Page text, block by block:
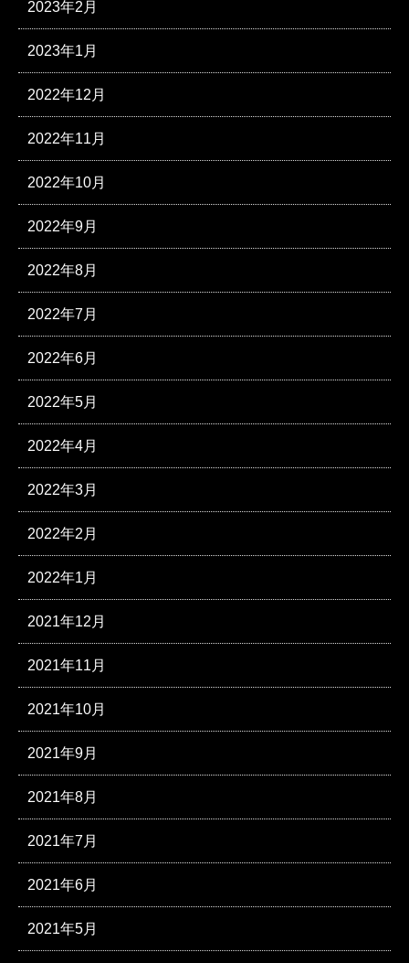
2023年2月
2023年1月
2022年12月
2022年11月
2022年10月
2022年9月
2022年8月
2022年7月
2022年6月
2022年5月
2022年4月
2022年3月
2022年2月
2022年1月
2021年12月
2021年11月
2021年10月
2021年9月
2021年8月
2021年7月
2021年6月
2021年5月